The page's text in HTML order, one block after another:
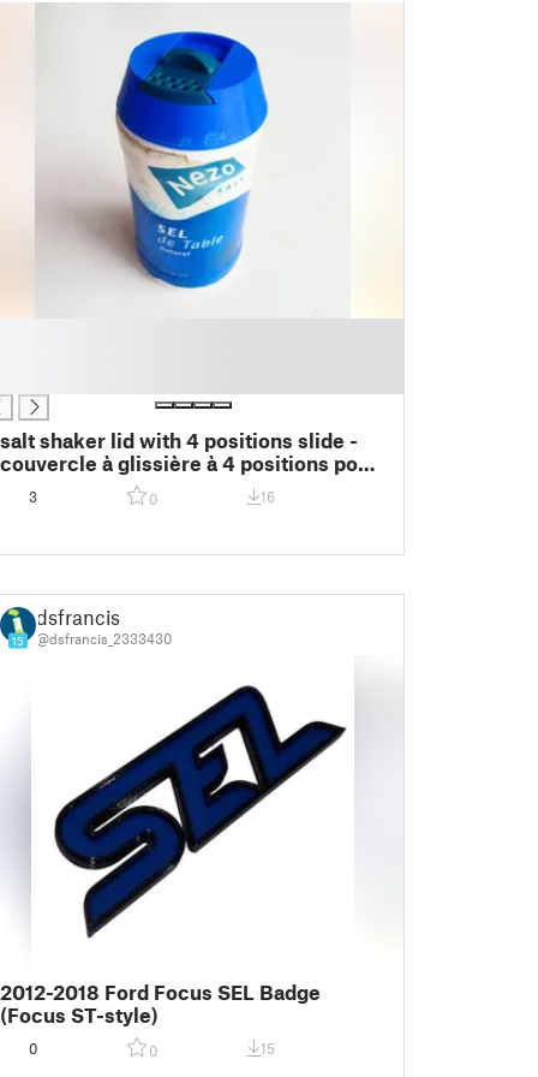
salt shaker lid with 4 positions slide -
couvercle à glissière à 4 positions pour
une salière
3 0 16
15
dsfrancis
@dsfrancis_2333430
2012-2018 Ford Focus SEL Badge
(Focus ST-style)
0 0 15